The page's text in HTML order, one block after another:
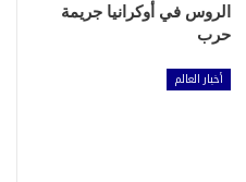
الروس في أوكرانيا جريمة
حرب
أخبار العالم